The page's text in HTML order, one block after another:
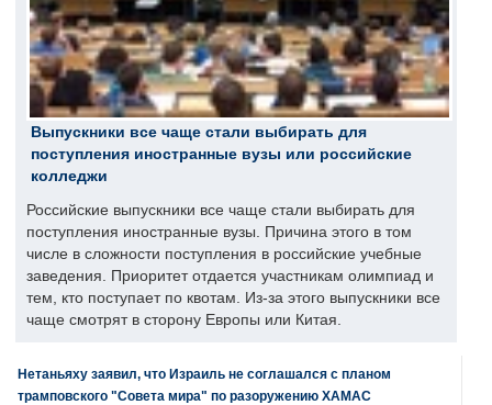
Выпускники все чаще стали выбирать для
поступления иностранные вузы или российские
колледжи
Российские выпускники все чаще стали выбирать для
поступления иностранные вузы. Причина этого в том
числе в сложности поступления в российские учебные
заведения. Приоритет отдается участникам олимпиад и
тем, кто поступает по квотам. Из-за этого выпускники все
чаще смотрят в сторону Европы или Китая.
Нетаньяху заявил, что Израиль не соглашался с планом
трамповского "Совета мира" по разоружению ХАМАС